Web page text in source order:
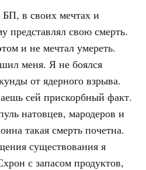
в своих мечтах и
представлял свою смерть.
и не мечтал умереть.
меня. Я не боялся
от ядерного взрыва.
сей прискорбный факт.
натовцев, мародеров и
такая смерть почетна.
существования я
с запасом продуктов,